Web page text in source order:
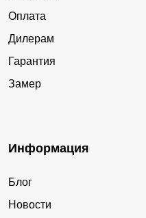
Оплата
Дилерам
Гарантия
Замер
Информация
Блог
Новости